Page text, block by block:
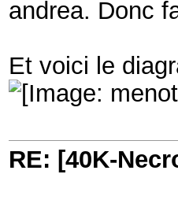
andrea. Donc
Et voici le
RE: [40K-